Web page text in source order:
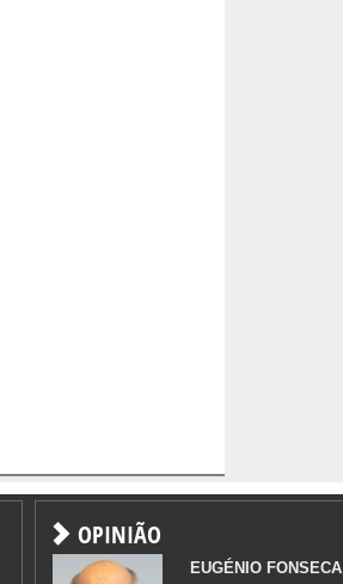
OPINIÃO
EUGÉNIO FONSECA